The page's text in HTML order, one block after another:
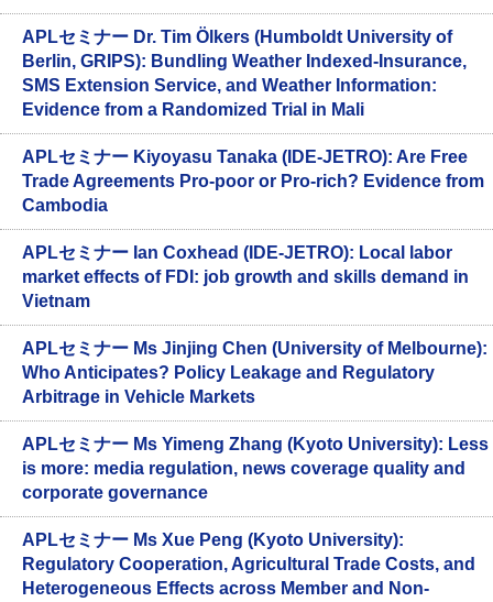
APLセミナー Dr. Tim Ölkers (Humboldt University of
Berlin, GRIPS): Bundling Weather Indexed-Insurance,
SMS Extension Service, and Weather Information:
Evidence from a Randomized Trial in Mali
APLセミナー Kiyoyasu Tanaka (IDE-JETRO): Are Free
Trade Agreements Pro-poor or Pro-rich? Evidence from
Cambodia
APLセミナー Ian Coxhead (IDE-JETRO): Local labor
market effects of FDI: job growth and skills demand in
Vietnam
APLセミナー Ms Jinjing Chen (University of Melbourne):
Who Anticipates? Policy Leakage and Regulatory
Arbitrage in Vehicle Markets
APLセミナー Ms Yimeng Zhang (Kyoto University): Less
is more: media regulation, news coverage quality and
corporate governance
APLセミナー Ms Xue Peng (Kyoto University):
Regulatory Cooperation, Agricultural Trade Costs, and
Heterogeneous Effects across Member and Non-